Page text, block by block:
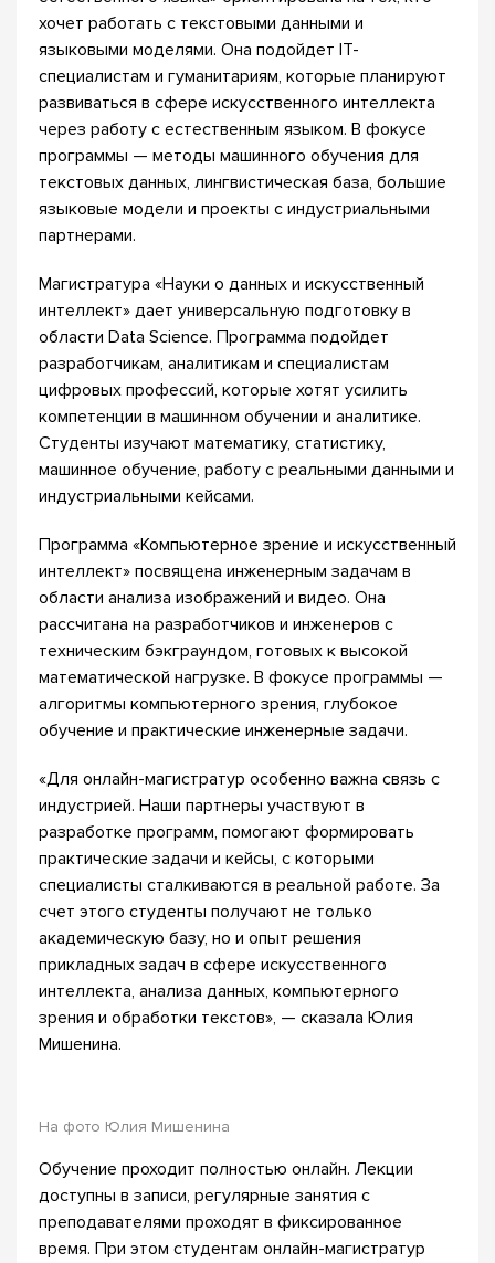
хочет работать с текстовыми данными и
языковыми моделями. Она подойдет IT-
специалистам и гуманитариям, которые планируют
развиваться в сфере искусственного интеллекта
через работу с естественным языком. В фокусе
программы — методы машинного обучения для
текстовых данных, лингвистическая база, большие
языковые модели и проекты с индустриальными
партнерами.
Магистратура «Науки о данных и искусственный
интеллект» дает универсальную подготовку в
области Data Science. Программа подойдет
разработчикам, аналитикам и специалистам
цифровых профессий, которые хотят усилить
компетенции в машинном обучении и аналитике.
Студенты изучают математику, статистику,
машинное обучение, работу с реальными данными и
индустриальными кейсами.
Программа «Компьютерное зрение и искусственный
интеллект» посвящена инженерным задачам в
области анализа изображений и видео. Она
рассчитана на разработчиков и инженеров с
техническим бэкграундом, готовых к высокой
математической нагрузке. В фокусе программы —
алгоритмы компьютерного зрения, глубокое
обучение и практические инженерные задачи.
«Для онлайн-магистратур особенно важна связь с
индустрией. Наши партнеры участвуют в
разработке программ, помогают формировать
практические задачи и кейсы, с которыми
специалисты сталкиваются в реальной работе. За
счет этого студенты получают не только
академическую базу, но и опыт решения
прикладных задач в сфере искусственного
интеллекта, анализа данных, компьютерного
зрения и обработки текстов», — сказала Юлия
Мишенина.
На фото Юлия Мишенина
Обучение проходит полностью онлайн. Лекции
доступны в записи, регулярные занятия с
преподавателями проходят в фиксированное
время. При этом студентам онлайн-магистратур